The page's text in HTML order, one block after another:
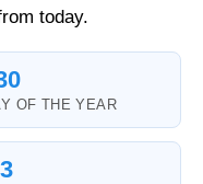
today.
OF THE YEAR